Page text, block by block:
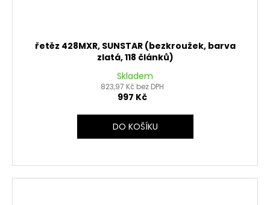
řetěz 428MXR, SUNSTAR (bezkroužek, barva
zlatá, 118 článků)
Skladem
823,97 Kč bez DPH
997 Kč
DO KOŠÍKU